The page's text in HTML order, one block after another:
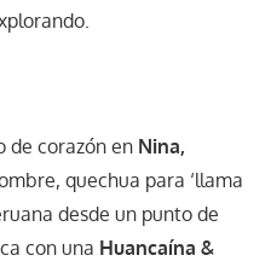
de corazón en Nina,
quechua para ‘llama
desde un punto de
con una Huancaína &